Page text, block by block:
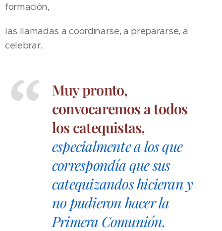
formación,
las llamadas a coordinarse, a prepararse, a
celebrar.
Muy pronto,
convocaremos a todos
los catequistas,
especialmente a los que
correspondía que sus
catequizandos hicieran y
no pudieron hacer la
Primera Comunión.